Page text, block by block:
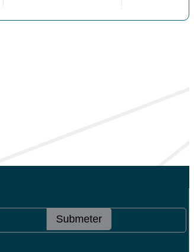
Submeter